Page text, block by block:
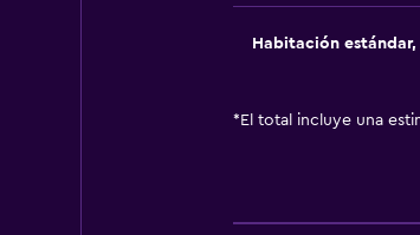
Habitación
* El total incluye una